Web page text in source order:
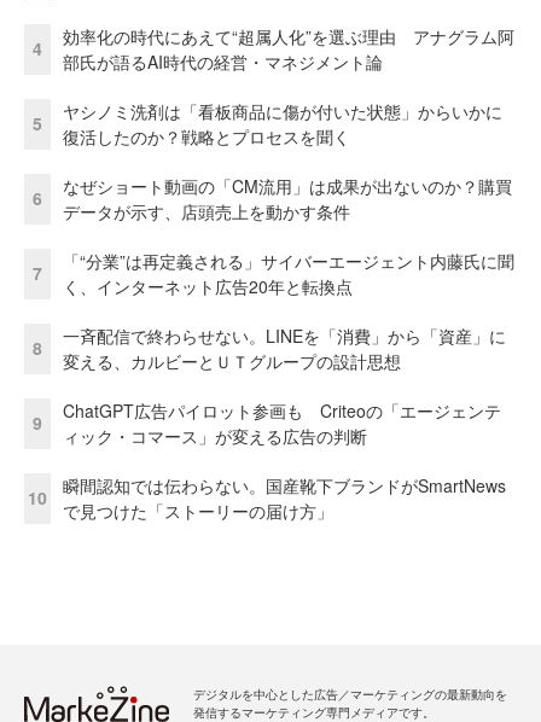
4
効率化の時代にあえて“超属人化”を選ぶ理由 アナグラム阿
部氏が語るAI時代の経営・マネジメント論
5
ヤシノミ洗剤は「看板商品に傷が付いた状態」からいかに
復活したのか？戦略とプロセスを聞く
6
なぜショート動画の「CM流用」は成果が出ないのか？購買
データが示す、店頭売上を動かす条件
7
「“分業”は再定義される」サイバーエージェント内藤氏に聞
く、インターネット広告20年と転換点
8
一斉配信で終わらせない。LINEを「消費」から「資産」に
変える、カルビーとＵＴグループの設計思想
9
ChatGPT広告パイロット参画も Criteoの「エージェンテ
ィック・コマース」が変える広告の判断
10
瞬間認知では伝わらない。国産靴下ブランドがSmartNews
で見つけた「ストーリーの届け方」
デジタルを中心とした広告／マーケティングの最新動向を
発信するマーケティング専門メディアです。